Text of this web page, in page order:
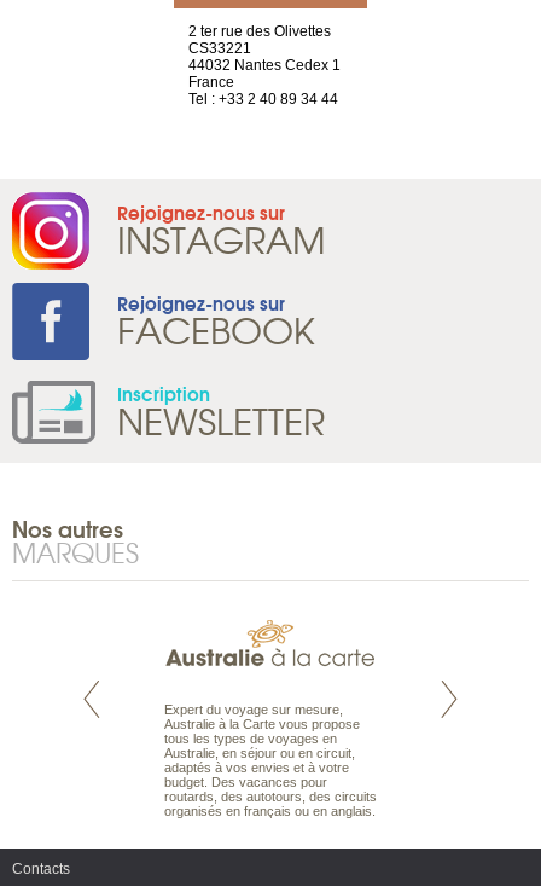
2 ter rue des Olivettes
CS33221
44032 Nantes Cedex 1
France
Tel : +33 2 40 89 34 44
Rejoignez-nous sur
INSTAGRAM
Rejoignez-nous sur
FACEBOOK
Inscription
NEWSLETTER
Nos autres
MARQUES
est le spécialiste
Expert du voyage sur mesure,
Australie à la Carte vous propose
tous les types de voyages en
Australie, en séjour ou en circuit,
adaptés à vos envies et à votre
budget. Des vacances pour
routards, des autotours, des circuits
organisés en français ou en anglais.
Parce qu’ils sont
Contacts